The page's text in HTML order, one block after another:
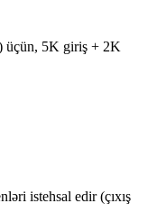
üçün, 5K giriş + 2K
istehsal edir (çıxış